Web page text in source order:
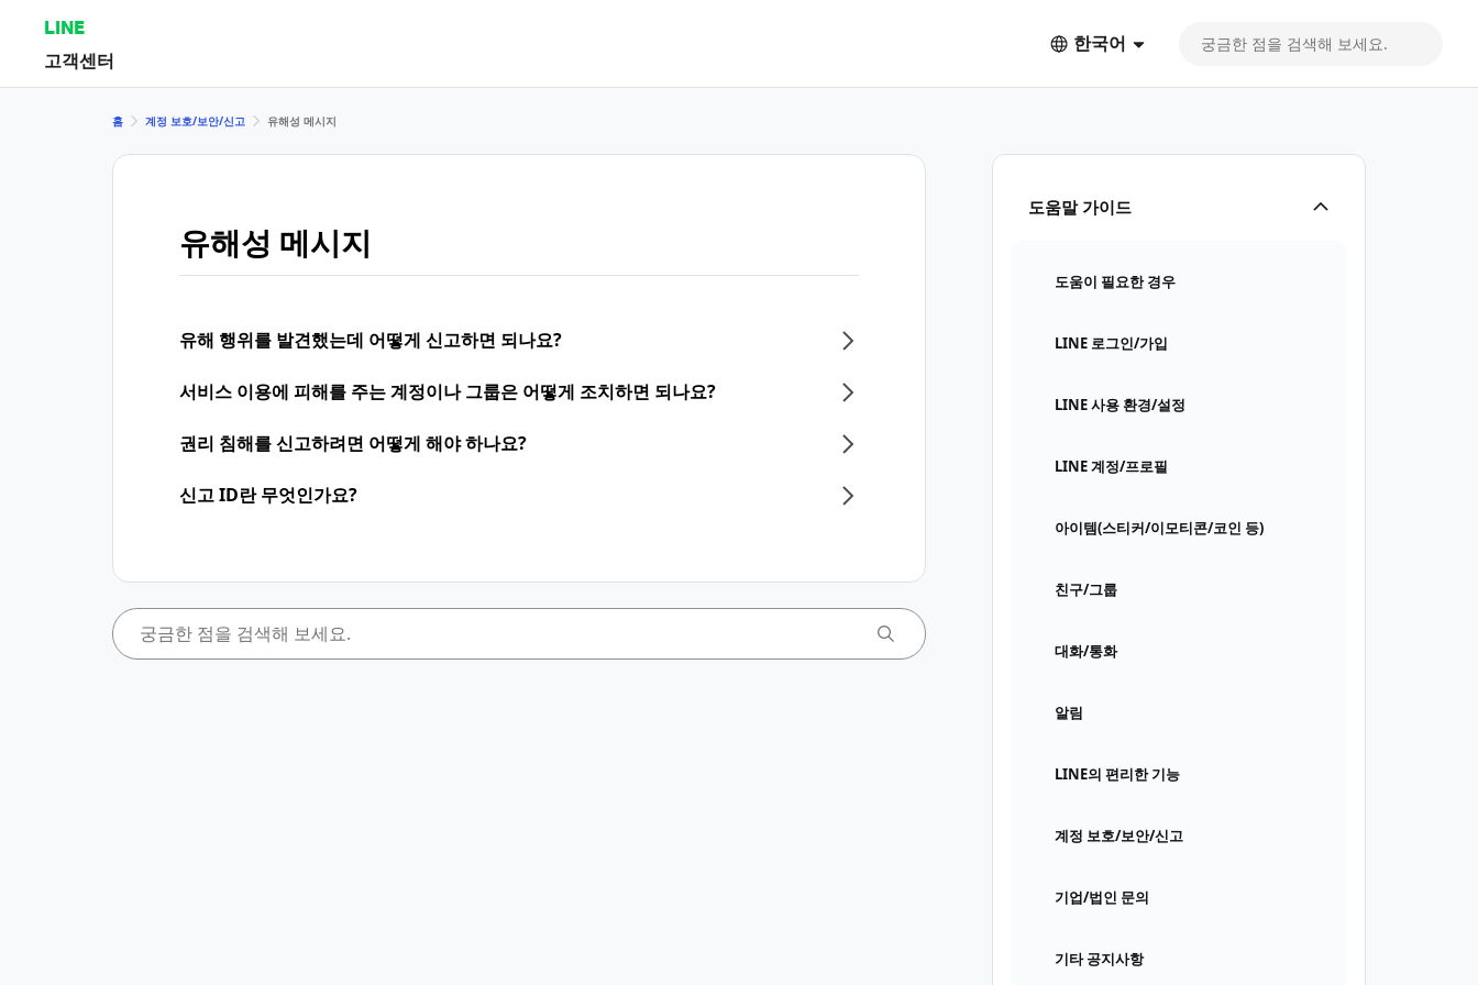
LINE
고객센터
한국어
도움말 가이드
도움이 필요한 경우
LINE 로그인/가입
LINE 사용 환경/설정
LINE 계정/프로필
아이템(스티커/이모티콘/코인 등)
친구/그룹
대화/통화
알림
LINE의 편리한 기능
계정 보호/보안/신고
기업/법인 문의
기타 공지사항
홈 계정 보호/보안/신고 유해성 메시지
유해성 메시지
유해 행위를 발견했는데 어떻게 신고하면 되나요?
서비스 이용에 피해를 주는 계정이나 그룹은 어떻게 조치하면 되나요?
권리 침해를 신고하려면 어떻게 해야 하나요?
신고 ID란 무엇인가요?